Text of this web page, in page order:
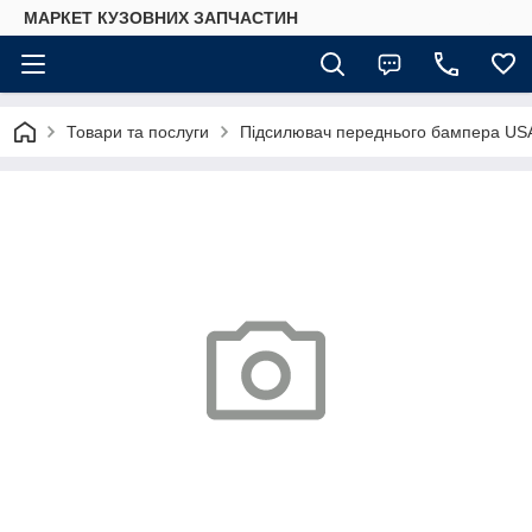
МАРКЕТ КУЗОВНИХ ЗАПЧАСТИН
Товари та послуги Підсилювач переднього бампера